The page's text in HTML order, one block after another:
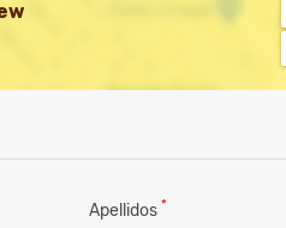
Apellidos *